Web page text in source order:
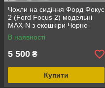
Чохли на сидіння Форд Фокус
2 (Ford Focus 2) модельні
MAX-N з екошкіри Чорно-
зелений
В наявності
5 500 ₴
Купити